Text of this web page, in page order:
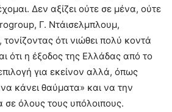
Δεν αξίζει ούτε σε μένα, ούτε
Γ. Ντάισελμπλουμ,
ότι νιώθει πολύ κοντά
ότι η έξοδος της Ελλάδας από το
για εκείνον αλλά, όπως
κάνει θαύματα» και να την
σε όλους τους υπόλοιπους.